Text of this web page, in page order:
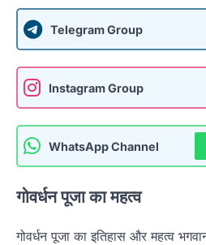
Telegram Group
Instagram Group
WhatsApp Channel
गोवर्धन पूजा का महत्व
गोवर्धन पूजा का इतिहास और महत्व